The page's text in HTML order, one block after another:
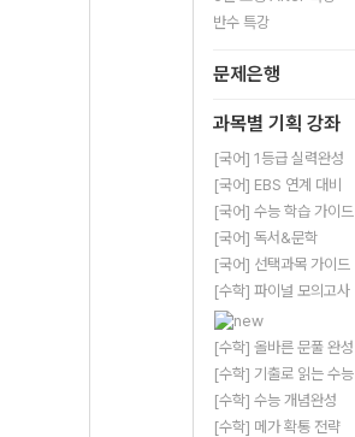
반수 특강
문제은행
과목별 기획 강좌
[국어] 1등급 실력완성
[국어] EBS 연계 대비
[국어] 수능 학습 가이드
[국어] 독서&문학
[국어] 선택과목 가이드
[수학] 파이널 모의고사
[수학] 올바른 문풀 완성
[수학] 기출로 읽는 수능
[수학] 수능 개념완성
[수학] 메가 확통 전략